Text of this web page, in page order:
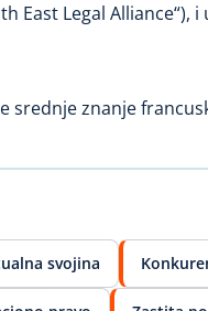
East Legal
srednje znanje
svojina